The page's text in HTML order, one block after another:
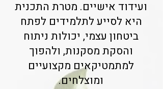
ועידוד אישיים. מטרת התכנית
היא לסייע לתלמידים לפתח
ביטחון עצמי, יכולות ניתוח
והסקת מסקנות, ולהפוך
למתמטיקאים מקצועיים
ומוצלחים.